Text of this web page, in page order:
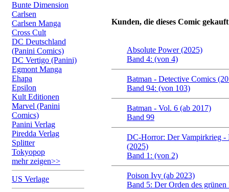
Bunte Dimension
Carlsen
Carlsen Manga
Cross Cult
DC Deutschland
(Panini Comics)
DC Vertigo (Panini)
Egmont Manga
Ehapa
Epsilon
Kult Editionen
Marvel (Panini
Comics)
Panini Verlag
Piredda Verlag
Splitter
Tokyopop
mehr zeigen>>
US Verlage
Kunden, die dieses Comic
Absolute Power (2025)
Band 4: (von 4)
Batman - Detective Comics
Band 94: (von 103)
Batman - Vol. 6 (ab 2017)
Band 99
DC-Horror: Der Vampirkrieg -
(2025)
Band 1: (von 2)
Poison Ivy (ab 2023)
Band 5: Der Orden des grünen